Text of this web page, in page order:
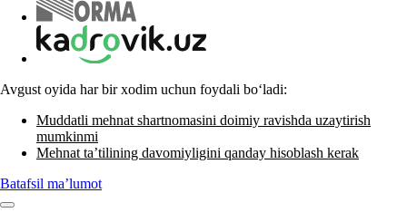
Avgust oyida har bir хodim uchun foydali boʻladi:
Muddatli mehnat shartnomasini doimiy ravishda uzaytirish
mumkinmi
Mehnat ta’tilining davomiyligini qanday hisoblash kerak
Batafsil ma’lumot